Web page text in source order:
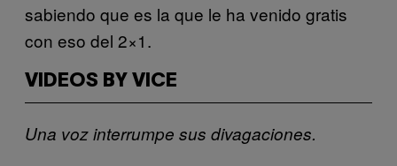
sabiendo que es la que le ha venido gratis
con eso del 2×1.
VIDEOS BY VICE
Una voz interrumpe sus divagaciones.